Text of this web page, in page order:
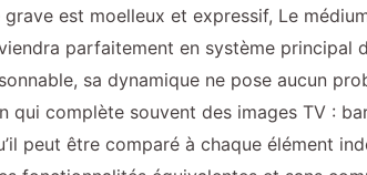
est moelleux et expressif, Le
parfaitement en système principal
sa dynamique ne pose aucun
complète souvent des images TV :
peut être comparé à chaque élément